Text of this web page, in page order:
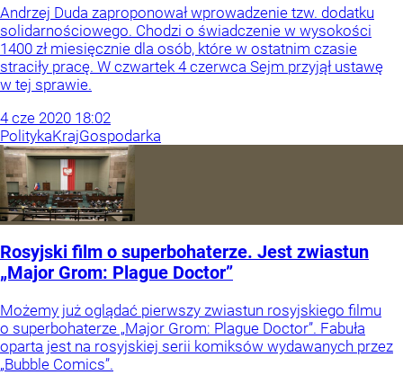
Andrzej Duda zaproponował wprowadzenie tzw. dodatku
solidarnościowego. Chodzi o świadczenie w wysokości
1400 zł miesięcznie dla osób, które w ostatnim czasie
straciły pracę. W czwartek 4 czerwca Sejm przyjął ustawę
w tej sprawie.
4 cze 2020 18:02
PolitykaKrajGospodarka
Rosyjski film o superbohaterze. Jest zwiastun
„Major Grom: Plague Doctor”
Możemy już oglądać pierwszy zwiastun rosyjskiego filmu
o superbohaterze „Major Grom: Plague Doctor”. Fabuła
oparta jest na rosyjskiej serii komiksów wydawanych przez
„Bubble Comics”.